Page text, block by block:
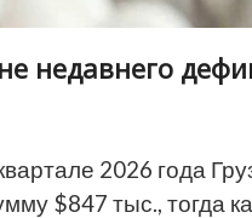
недавнего
2026 года
$847 тыс., тогда